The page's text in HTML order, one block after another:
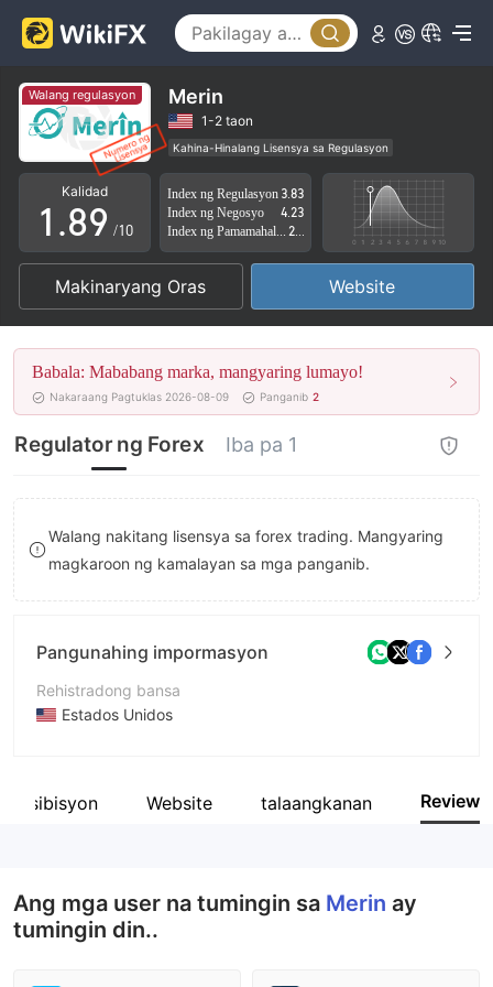
Walang regulasyon Merin
1-2 taon
Kahina-Hinalang Lisensya sa Regulasyon
Kahina-hinalang saklaw ng Negosyo
Mataas na potensyal na peligro
Kalidad
0
1
2
3
4
5
6
7
8
9
.
4
5
6
7
8
9
5
6
7
8
9 /10
Index ng Regulasyon 3.83
Index ng Negosyo
4.23
2.50
Makinaryang Oras Website
Babala: Mababang marka, mangyaring lumayo!
Nakaraang Pagtuklas 2026-08-09 Panganib 2
Regulator ng Forex Iba pa 1
Walang nakitang lisensya sa forex trading. Mangyaring
magkaroon ng kamalayan sa mga panganib.
Pangunahing impormasyon
Rehistradong bansa
Estados Unidos
Kumpanya
Eksibisyon Website talaangkanan Review
Ang mga user na tumingin sa Merin ay
tumingin din..